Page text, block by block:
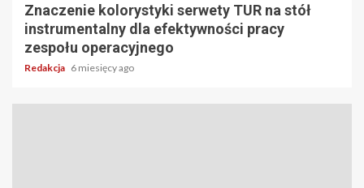
Znaczenie kolorystyki serwety TUR na stół
instrumentalny dla efektywności pracy
zespołu operacyjnego
Redakcja 6 miesięcy ago